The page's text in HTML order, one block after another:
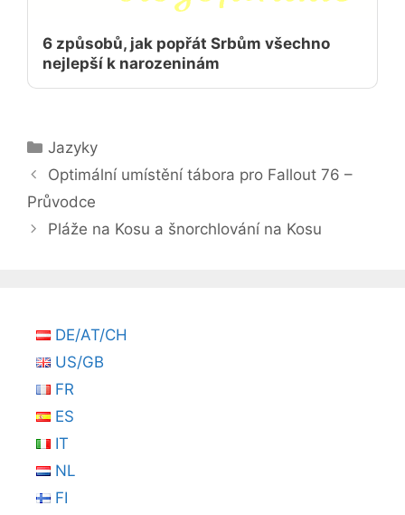
6 způsobů, jak popřát Srbům všechno
nejlepší k narozeninám
Rubriky
Jazyky
Optimální umístění tábora pro Fallout 76 –
Průvodce
Pláže na Kosu a šnorchlování na Kosu
DE/AT/CH
US/GB
FR
ES
IT
NL
FI